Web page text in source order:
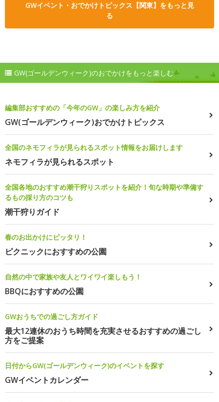
GWイベント・おでかけトピックス【関東】をもっと見
る
GW(ゴールデンウィーク)のおでかけをもっと楽しむ
編集部おすすめの「今年のGW」の楽しみ方を紹介
GW(ゴールデンウィーク)おでかけトピックス
全国のネモフィラが見られるスポット情報をお届けします
ネモフィラが見られるスポット
全国各地のおすすめ潮干狩りスポットを紹介！旬な時期や準備す
るもの採り方のコツも
潮干狩りガイド
春のお出かけにピッタリ！
ピクニックにおすすめの公園
自然の中で家族や友人とワイワイ楽しもう！
BBQにおすすめの公園
GWおうちでの過ごし方ガイド
最大12連休のおうち時間を充実させるおすすめの過ごし
方をご提案
日付からGW(ゴールデンウィーク)のイベントを探す
GWイベントカレンダー